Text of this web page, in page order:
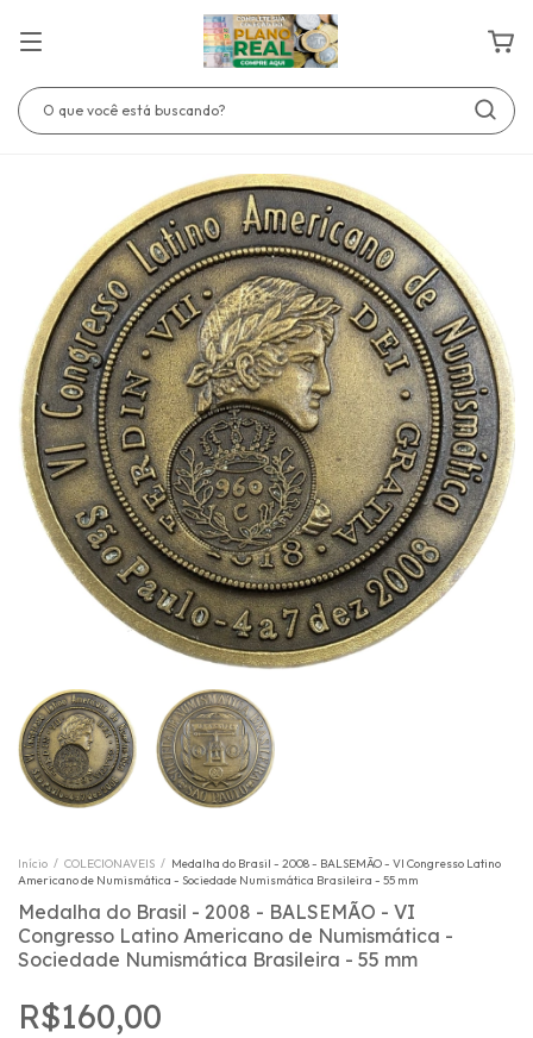
Início / COLECIONAVEIS / Medalha do Brasil - 2008 - BALSEMÃO - VI Congresso Latino
Americano de Numismática - Sociedade Numismática Brasileira - 55 mm
Medalha do Brasil - 2008 - BALSEMÃO - VI
Congresso Latino Americano de Numismática -
Sociedade Numismática Brasileira - 55 mm
R$160,00